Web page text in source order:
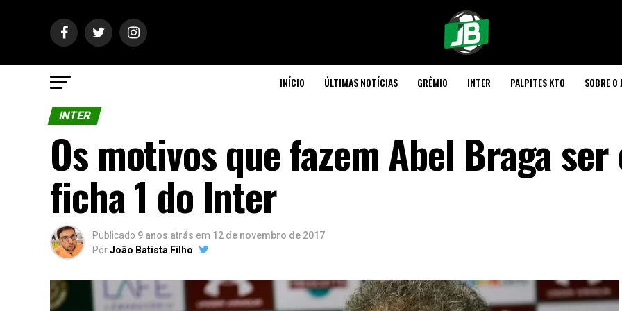
INÍCIO ÚLTIMAS NOTÍCIAS GRÊMIO INTER PALPITES KTO SOBRE O
INTER
Os motivos que fazem Abel Braga ser
ficha 1 do Inter
Publicado 9 anos atrás em 12 de novembro de 2017
PorJoão Batista Filho